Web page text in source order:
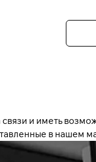
и иметь
в нашем